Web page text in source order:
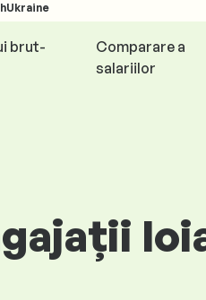
brut-
Comparare a
salariilor